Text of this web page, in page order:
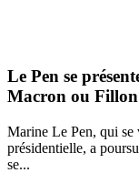
Le Pen se
Macron ou Fillon
Marine Le Pen, qui se
présidentielle, a
se...